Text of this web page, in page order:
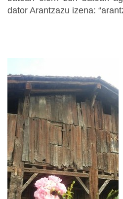
dator Arantzazu izena: